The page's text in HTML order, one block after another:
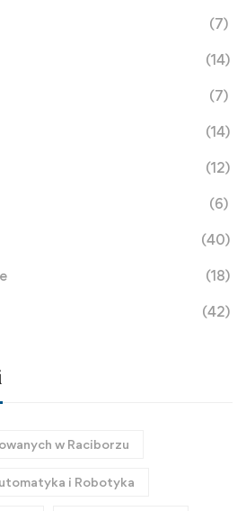
(7)
(14)
(7)
(14)
(12)
(6)
(40)
(18)
(42)
w Raciborzu
i Robotyka